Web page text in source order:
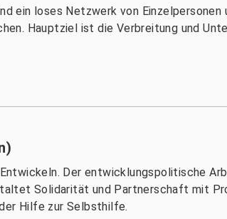
ein loses Netzwerk von Einzelpersonen
Hauptziel ist die Verbreitung und
Der entwicklungspolitische
Solidarität und Partnerschaft mit
Hilfe zur Selbsthilfe.